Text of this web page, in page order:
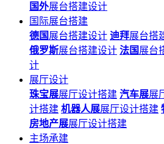
国外展台搭建设计
国际展台搭建
德国 展台搭建设计 迪拜展台搭
俄罗斯展台搭建设计 法国 展台
计
展厅设计
珠宝展展厅设计搭建 汽车展展
计搭建 机器人展展厅设计搭建
房地产展展厅设计搭建
主场承建